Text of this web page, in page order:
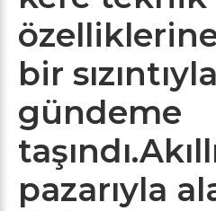
bir sızıntıyla
gündeme
pazarıyla